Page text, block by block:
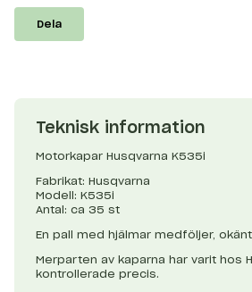
Dela
Teknisk information
Motorkapar Husqvarna K535i
Fabrikat: Husqvarna
Modell: K535i
Antal: ca 35 st
En pall med hjälmar medföljer,
Merparten av kaparna har varit hos
kontrollerade precis.